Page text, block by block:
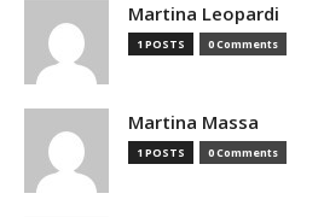
Martina Leopardi
1 POSTS 0 Comments
Martina Massa
1 POSTS 0 Comments